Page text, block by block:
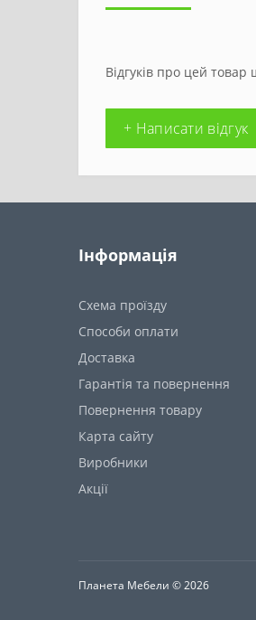
Відгуків про цей
+ Написати відгук
Інформація
Схема проїзду
Способи оплати
Доставка
Гарантія та повернення
Повернення товару
Карта сайту
Виробники
Акції
Планета Мебели © 2026